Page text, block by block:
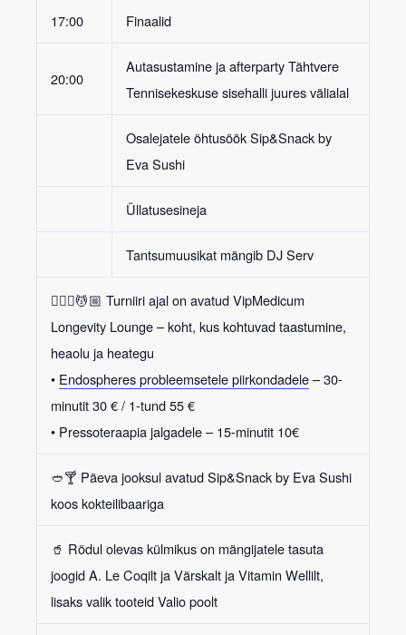
17:00 Finaalid
20:00
Autasustamine ja afterpartyTähtvere
Tennisekeskuse sisehalli juures välialal
Osalejatele õhtusöök Sip&Snack by
Eva Sushi
Üllatusesineja
Tantsumuusikat mängib DJ Serv
💆🏼‍♀️💆🏼 Turniiri ajal on avatud VipMedicum
Longevity Lounge – koht, kus kohtuvad taastumine,
heaolu ja heategu
• Endospheres probleemsetele piirkondadele– 30-
minutit 30 € / 1-tund 55 €
• Pressoteraapia jalgadele – 15-minutit 10€
🥙🍸 Päeva jooksul avatudSip&Snack by Eva Sushi
koos kokteilibaariga
🥤 Rõdul olevas külmikus on mängijatele tasuta
joogidA. Le Coqilt ja Värskalt ja Vitamin Wellilt,
lisaks valik tooteid Valio poolt